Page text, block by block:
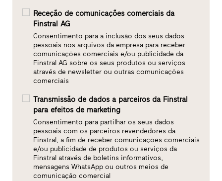
Receção de comunicações comerciais da
Finstral AG
Consentimento para a inclusão dos seus dados
pessoais nos arquivos da empresa para receber
comunicações comerciais e/ou publicidade da
Finstral AG sobre os seus produtos ou serviços
através de newsletter ou outras comunicações
comerciais
Transmissão de dados a parceiros da Finstral
para efeitos de marketing
Consentimento para partilhar os seus dados
pessoais com os parceiros revendedores da
Finstral, a fim de receber comunicações comerciais
e/ou publicidade de produtos ou serviços da
Finstral através de boletins informativos,
mensagens WhatsApp ou outros meios de
comunicação comercial